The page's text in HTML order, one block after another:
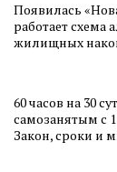
Появилась
работает схема
жилищных
60 часов на 30
самозанятым с 1
Закон, сроки и